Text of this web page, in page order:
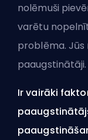
nolēmuši
varētu
problēma. Jūs
paaugstinātāji.
Ir vairāki